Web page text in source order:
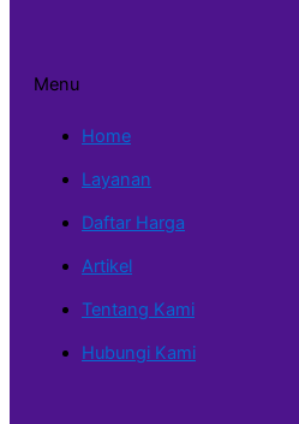
Menu
Home
Layanan
Daftar Harga
Artikel
Tentang Kami
Hubungi Kami